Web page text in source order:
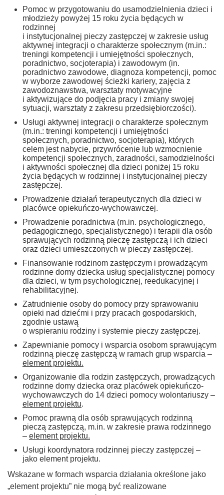
Pomoc w przygotowaniu do usamodzielnienia dzieci i
młodzieży powyżej 15 roku życia będących w
rodzinnej
i instytucjonalnej pieczy zastępczej w zakresie usług
aktywnej integracji o charakterze społecznym (m.in.:
treningi kompetencji i umiejętności społecznych,
poradnictwo, socjoterapia) i zawodowym (in.
poradnictwo zawodowe, diagnoza kompetencji, pomoc
w wyborze zawodowej ścieżki kariery, zajęcia z
zawodoznawstwa, warsztaty motywacyjne
i aktywizujące do podjęcia pracy i zmiany swojej
sytuacji, warsztaty z zakresu przedsiębiorczości).
Usługi aktywnej integracji o charakterze społecznym
(m.in.: treningi kompetencji i umiejętności
społecznych, poradnictwo, socjoterapia), których
celem jest nabycie, przywrócenie lub wzmocnienie
kompetencji społecznych, zaradności, samodzielności
i aktywności społecznej dla dzieci poniżej 15 roku
życia będących w rodzinnej i instytucjonalnej pieczy
zastępczej.
Prowadzenie działań terapeutycznych dla dzieci w
placówce opiekuńczo-wychowawczej.
Prowadzenie poradnictwa (m.in. psychologicznego,
pedagogicznego, specjalistycznego) i terapii dla osób
sprawujących rodzinną pieczę zastępczą i ich dzieci
oraz dzieci umieszczonych w pieczy zastępczej.
Finansowanie rodzinom zastępczym i prowadzącym
rodzinne domy dziecka usług specjalistycznej pomocy
dla dzieci, w tym psychologicznej, reedukacyjnej i
rehabilitacyjnej.
Zatrudnienie osoby do pomocy przy sprawowaniu
opieki nad dziećmi i przy pracach gospodarskich,
zgodnie ustawą
o wspieraniu rodziny i systemie pieczy zastępczej.
Zapewnianie pomocy i wsparcia osobom sprawującym
rodzinną pieczę zastępczą w ramach grup wsparcia –
element projektu.
Organizowanie dla rodzin zastępczych, prowadzących
rodzinne domy dziecka oraz placówek opiekuńczo-
wychowawczych do 14 dzieci pomocy wolontariuszy –
element projektu.
Pomoc prawną dla osób sprawujących rodzinną
pieczą zastępczą, m.in. w zakresie prawa rodzinnego
– element projektu.
Usługi koordynatora rodzinnej pieczy zastępczej –
jako element projektu.
Wskazane w formach wsparcia działania określone jako
„element projektu” nie mogą być realizowane